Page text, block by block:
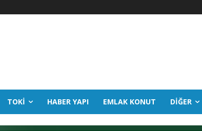
TOKİ HABER YAPI EMLAK KONUT DIĞER